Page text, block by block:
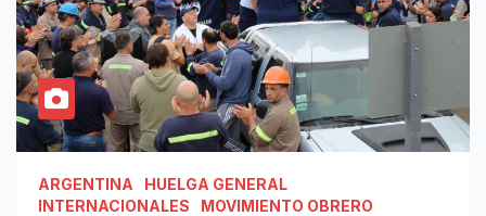
ARGENTINA
HUELGA GENERAL
INTERNACIONALES
MOVIMIENTO OBRERO